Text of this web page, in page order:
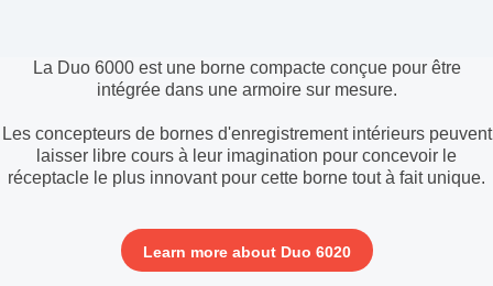
La Duo 6000 est une borne compacte conçue pour être
intégrée dans une armoire sur mesure.
Les concepteurs de bornes d'enregistrement intérieurs peuvent
laisser libre cours à leur imagination pour concevoir le
réceptacle le plus innovant pour cette borne tout à fait unique.
Learn more about Duo 6020